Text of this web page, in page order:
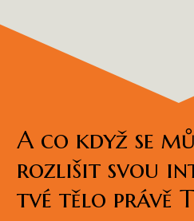
A co když se
rozlišit svou
tvé tělo právě